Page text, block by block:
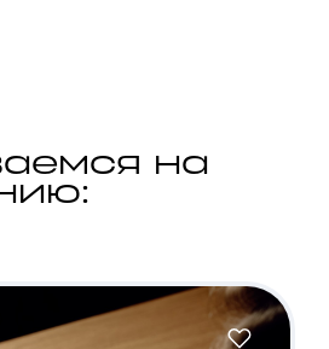
на